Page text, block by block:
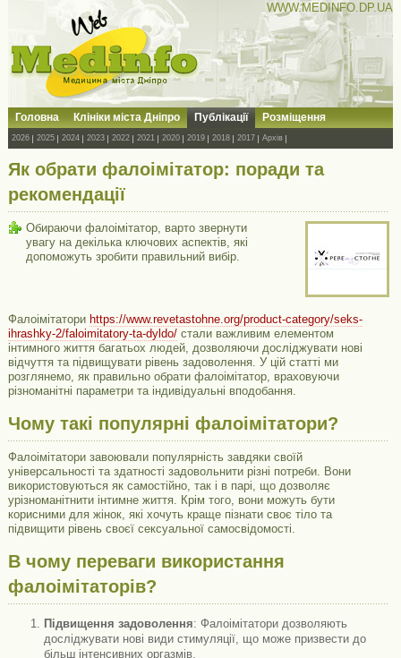
WWW.MEDINFO.DP.UA
Головна Клініки міста Дніпро Публікації Розміщення
2026 2025 2024 2023 2022 2021 2020 2019 2018 2017 Архів
Як обрати фалоімітатор: поради та
рекомендації
Обираючи фалоімітатор, варто звернути
увагу на декілька ключових аспектів, які
допоможуть зробити правильний вибір.
Фалоімітатори https://www.revetastohne.org/product-category/seks-
ihrashky-2/faloimitatory-ta-dyldo/стали важливим елементом
інтимного життя багатьох людей, дозволяючи досліджувати нові
відчуття та підвищувати рівень задоволення. У цій статті ми
розглянемо, як правильно обрати фалоімітатор, враховуючи
різноманітні параметри та індивідуальні вподобання.
Чому такі популярні фалоімітатори?
Фалоімітатори завоювали популярність завдяки своїй
універсальності та здатності задовольнити різні потреби. Вони
використовуються як самостійно, так і в парі, що дозволяє
урізноманітнити інтимне життя. Крім того, вони можуть бути
корисними для жінок, які хочуть краще пізнати своє тіло та
підвищити рівень своєї сексуальної самосвідомості.
В чому переваги використання
фалоімітаторів?
Підвищення задоволення: Фалоімітатори дозволяють
досліджувати нові види стимуляції, що може призвести до
більш інтенсивних оргазмів.